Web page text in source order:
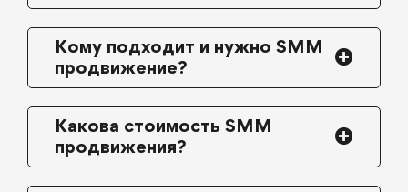
Кому подходит и нужно SMM
продвижение?
Какова стоимость SMM
продвижения?